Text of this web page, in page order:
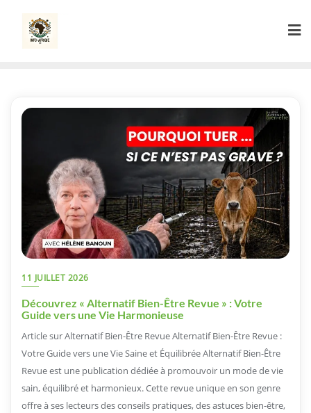
content
11 JUILLET 2026
Découvrez « Alternatif Bien-Être Revue » : Votre
Guide vers une Vie Harmonieuse
Article sur Alternatif Bien-Être Revue Alternatif Bien-Être Revue :
Votre Guide vers une Vie Saine et Équilibrée Alternatif Bien-Être
Revue est une publication dédiée à promouvoir un mode de vie
sain, équilibré et harmonieux. Cette revue unique en son genre
offre à ses lecteurs des conseils pratiques, des astuces bien-être,